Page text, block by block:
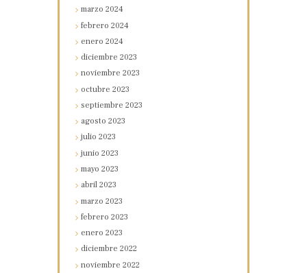
marzo2024
febrero2024
enero2024
diciembre2023
noviembre2023
octubre2023
septiembre2023
agosto2023
julio2023
junio2023
mayo2023
abril2023
marzo2023
febrero2023
enero2023
diciembre2022
noviembre2022